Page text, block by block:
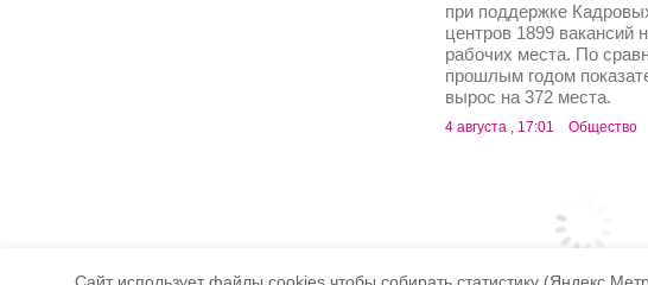
при поддержке
центров 1899 вакансий
рабочих места. По
прошлым годом
вырос на 372 места.
4 августа , 17:01 Общество